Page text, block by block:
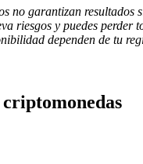
no garantizan resultados
riesgos y puedes perder
dependen de tu